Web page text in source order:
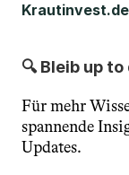
Krautinvest.de
🔍 Bleib up
Für mehr
spannende
Updates.